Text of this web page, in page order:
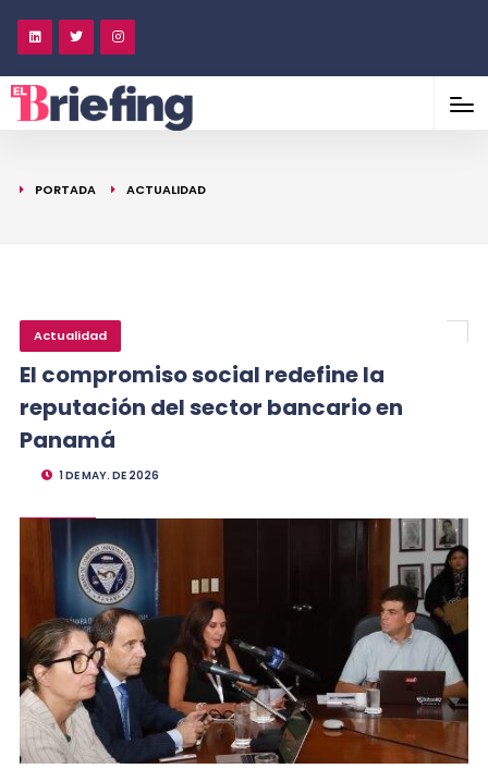
PORTADA ACTUALIDAD
Actualidad
El compromiso social redefine la
reputación del sector bancario en
Panamá
1 DE MAY. DE 2026